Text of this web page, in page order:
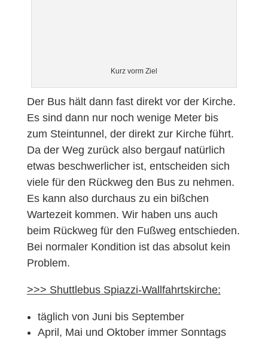
Kurz vorm Ziel
Der Bus hält dann fast direkt vor der Kirche.
Es sind dann nur noch wenige Meter bis
zum Steintunnel, der direkt zur Kirche führt.
Da der Weg zurück also bergauf natürlich
etwas beschwerlicher ist, entscheiden sich
viele für den Rückweg den Bus zu nehmen.
Es kann also durchaus zu ein bißchen
Wartezeit kommen. Wir haben uns auch
beim Rückweg für den Fußweg entschieden.
Bei normaler Kondition ist das absolut kein
Problem.
>>> Shuttlebus Spiazzi-Wallfahrtskirche:
täglich von Juni bis September
April, Mai und Oktober immer Sonntags